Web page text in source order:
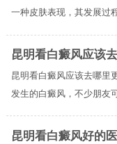
一种皮肤表现，其发展过
昆明看白癜风应该
昆明看白癜风应该去哪里
发生的白癜风，不少朋友
昆明看白癜风好的